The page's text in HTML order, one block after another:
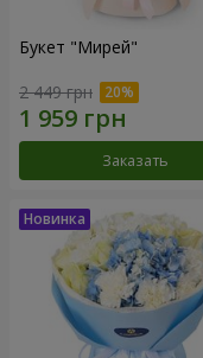
Букет "Мирей"
2 449 грн
Заказать